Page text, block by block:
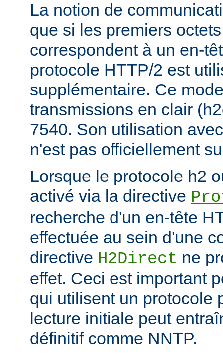
La notion de
que si les premiers
correspondent à un en-
protocole HTTP/2 est
supplémentaire. Ce
transmissions en clair
7540. Son utilisation
n'est pas officiellement
Lorsque le protocole h2
activé via la directive
recherche d'un en-tête
effectuée au sein d'une
directive H2Direct ne
effet. Ceci est important
qui utilisent un protocole
lecture initiale peut
définitif comme NNTP.